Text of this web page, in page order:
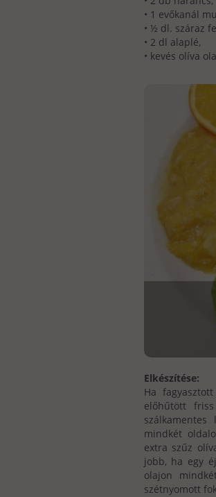
• 1 evőkanál
• ½ dl. száraz
• 2 dl alaplé,
• kevés olíva
Elkészítése:
Ha
előhűtött
mindkét
extra szűz
jobb, ha egy
olajon
szétnyomott